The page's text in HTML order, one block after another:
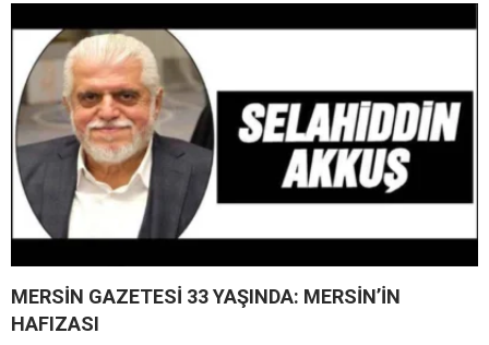
MERSİN GAZETESİ 33 YAŞINDA: MERSİN’İN
HAFIZASI